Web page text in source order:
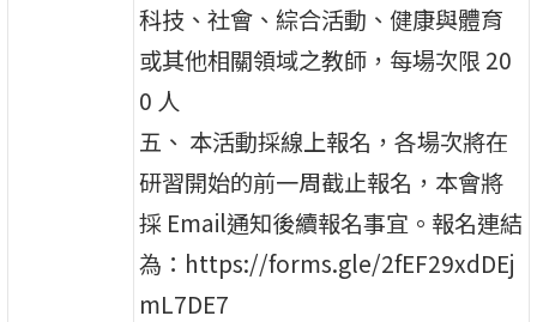
科技、社會、綜合活動、健康與體育
或其他相關領域之教師，每場次限 20
0 人
五、 本活動採線上報名，各場次將在
研習開始的前一周截止報名，本會將
採 Email通知後續報名事宜。報名連結
為：https://forms.gle/2fEF29xdDEj
mL7DE7